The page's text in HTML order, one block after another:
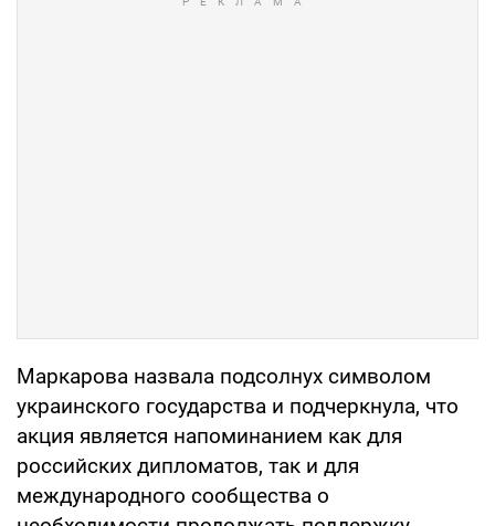
Маркарова назвала подсолнух символом
украинского государства и подчеркнула, что
акция является напоминанием как для
российских дипломатов, так и для
международного сообщества о